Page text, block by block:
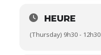
HEURE
(Thursday) 9h30 - 12h30